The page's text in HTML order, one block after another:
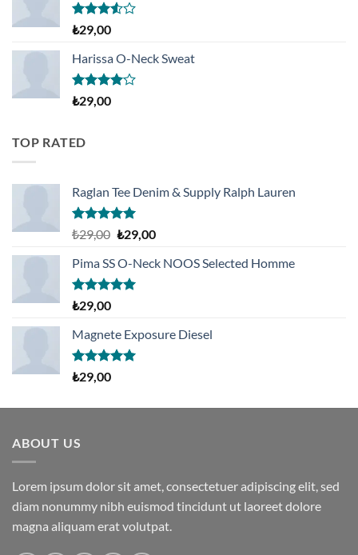
5
üzerinden
3.50oy
aldı
₺29,00
Harissa O-Neck Sweat
5
üzerinden
aldı
₺29,00
TOP RATED
Raglan Tee Denim & Supply Ralph Lauren
5 üzerinden
oy
aldı
₺29,00 Orijinal
₺29,00.
₺29,00Şu
fiyat:
Pima SS O-Neck NOOS Selected Homme
5 üzerinden
5.00oy
aldı
₺29,00
Magnete Exposure Diesel
5 üzerinden
5.00oy
₺29,00
ABOUT US
Lorem ipsum dolor sit amet, consectetuer adipiscing elit, sed
diam nonummy nibh euismod tincidunt ut laoreet dolore
magna aliquam erat volutpat.